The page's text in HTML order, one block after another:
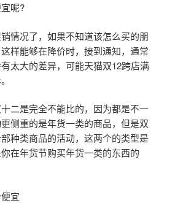
呢?
情况了，如果不知道该怎么买的朋
样能够在降价时，接到通知，通常
太大的差异，可能天猫双12跨店满
二是完全不能比的，因为都是不一
侧重的是年货一类的商品，但是双
种类商品的活动，这两个的类型是
在年货节购买年货一类的东西的
宜